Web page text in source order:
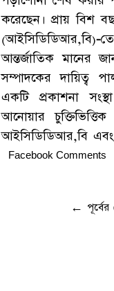
করেছেন। প্রায় বিশ
(আইসিডিডিআর,বি)-তে
আন্তর্জাতিক মানের
সম্পাদকের দায়িত্ব
একটি প্রকাশনা
আনোয়ার
আইসিডিডিআর,বি এবং
Facebook Comments
←